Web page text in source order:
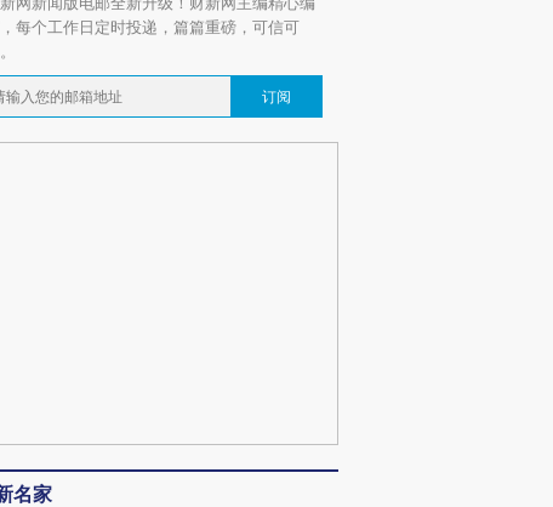
每个工作日定时投递，篇篇重磅，可信可
订阅
名家